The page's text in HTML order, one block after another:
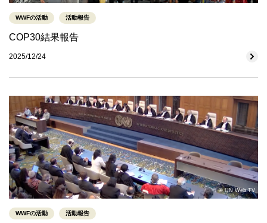
WWFの活動 活動報告
COP30結果報告
2025/12/24
© UN Web TV
WWFの活動 活動報告